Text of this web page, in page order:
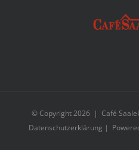
© Copyright2026 | Café
Datenschutzerklärung |